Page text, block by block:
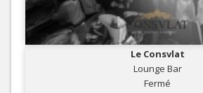
Le Consvlat
Lounge Bar
Fermé